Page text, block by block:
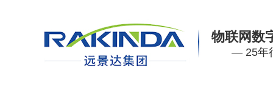
物联网数
— 25年